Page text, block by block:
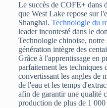
Le succès de COFE+ dans
que West Lake repose sur
Shanghai. Technologie du
leader incontesté dans le
Technologie chinoise,
génération intègre des
Grâce à l'apprentissage en
parfaitement les techniques
convertissant les angles de
de l'eau et les temps
afin de garantir une qualité
production de plus de 1 000